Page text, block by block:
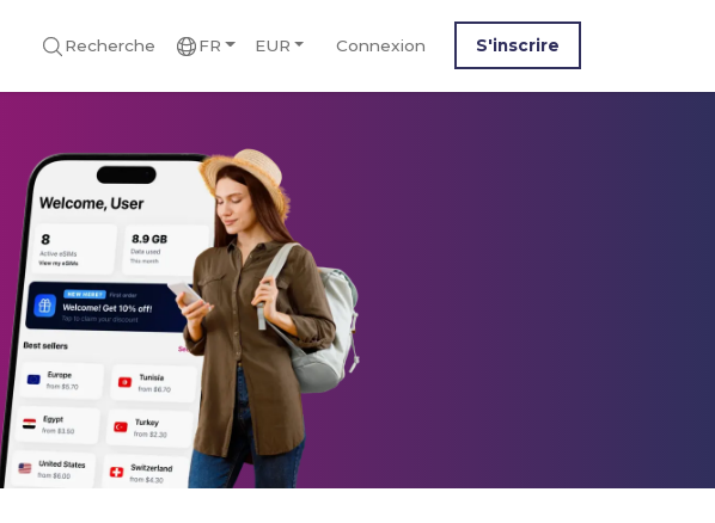
Recherche FR EUR Connexion S'inscrire